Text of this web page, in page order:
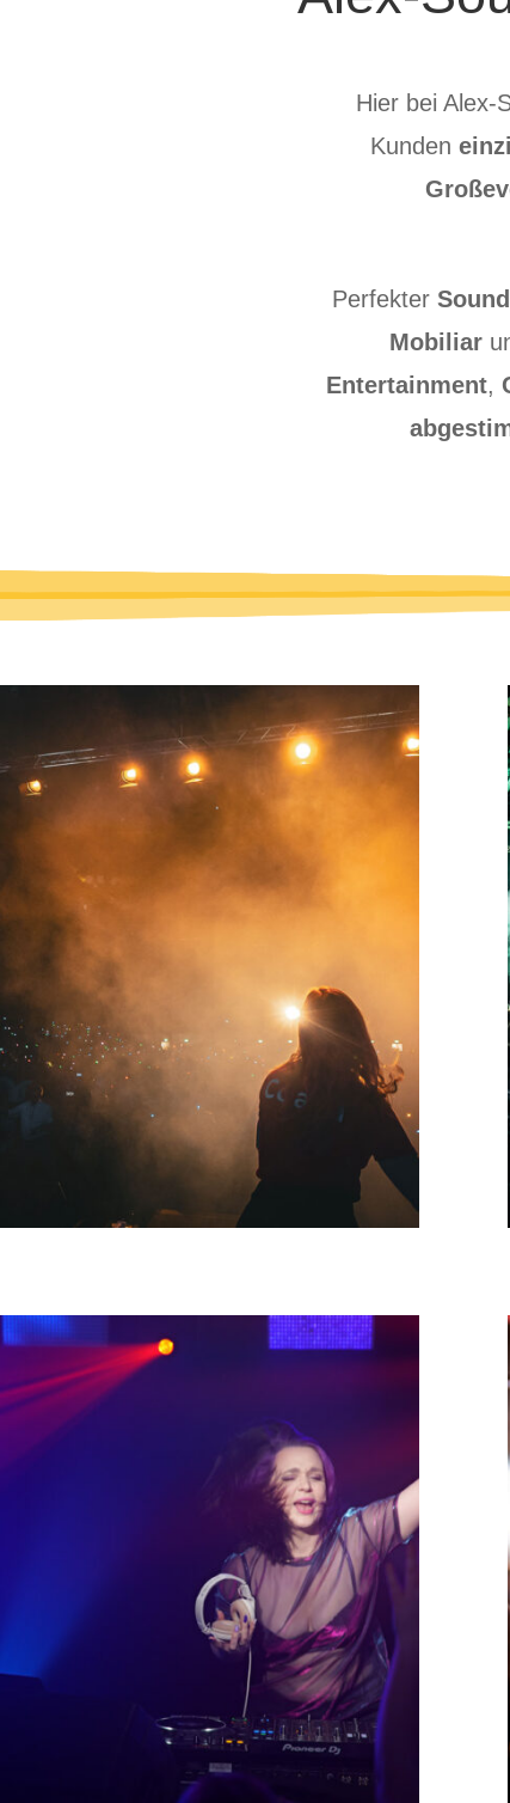
Hier bei Alex-
Kunden
PerfekterSound
Mobiliar
Entertainment,